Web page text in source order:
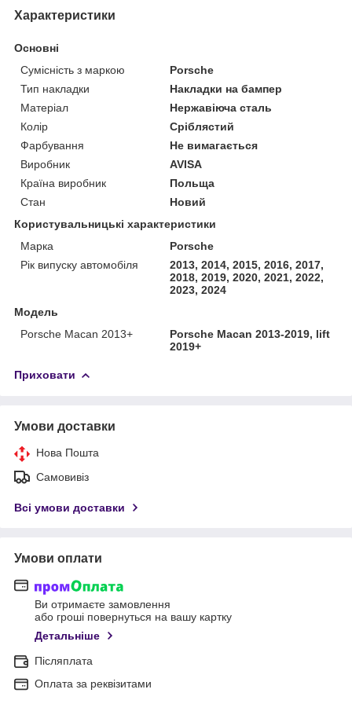
Характеристики
Основні
Сумісність з маркою
Porsche
Тип накладки
Накладки на бампер
Матеріал
Нержавіюча сталь
Колір
Сріблястий
Фарбування
Не вимагається
Виробник
AVISA
Країна виробник
Польща
Стан
Новий
Користувальницькі характеристики
Марка
Porsche
Рік випуску автомобіля
2013, 2014, 2015, 2016, 2017,
2018, 2019, 2020, 2021, 2022,
2023, 2024
Модель
Porsche Macan 2013+
Porsche Macan 2013-2019, lift
2019+
Приховати
Умови доставки
Нова Пошта
Самовивіз
Всі умови доставки
Умови оплати
Ви отримаєте замовлення
або гроші повернуться на вашу картку
Детальніше
Післяплата
Оплата за реквізитами